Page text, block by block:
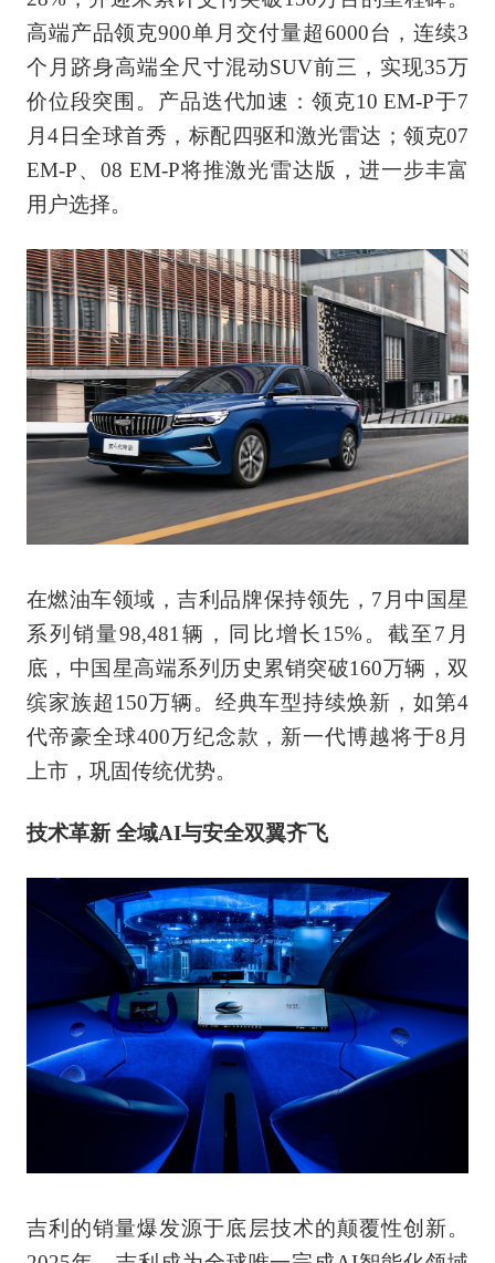
高端产品领克900单月交付量超6000台，连续3
个月跻身高端全尺寸混动SUV前三，实现35万
价位段突围。产品迭代加速：领克10 EM-P于7
月4日全球首秀，标配四驱和激光雷达；领克07
EM-P、08 EM-P将推激光雷达版，进一步丰富
用户选择。
在燃油车领域，吉利品牌保持领先，7月中国星
系列销量98,481辆，同比增长15%。截至7月
底，中国星高端系列历史累销突破160万辆，双
缤家族超150万辆。经典车型持续焕新，如第4
代帝豪全球400万纪念款，新一代博越将于8月
上市，巩固传统优势。
技术革新 全域AI与安全双翼齐飞
吉利的销量爆发源于底层技术的颠覆性创新。